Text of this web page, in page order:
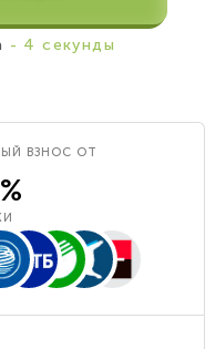
- 4 секунды
ВЗНОС ОТ